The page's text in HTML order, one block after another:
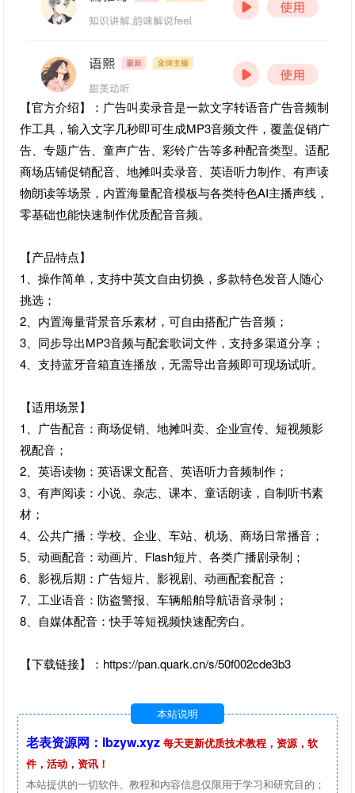
【官方介绍】：广告叫卖录音是一款文字转语音广告音频制
作工具，输入文字几秒即可生成MP3音频文件，覆盖促销广
告、专题广告、童声广告、彩铃广告等多种配音类型。适配
商场店铺促销配音、地摊叫卖录音、英语听力制作、有声读
物朗读等场景，内置海量配音模板与各类特色AI主播声线，
零基础也能快速制作优质配音音频。
【产品特点】
1、操作简单，支持中英文自由切换，多款特色发音人随心
挑选；
2、内置海量背景音乐素材，可自由搭配广告音频；
3、同步导出MP3音频与配套歌词文件，支持多渠道分享；
4、支持蓝牙音箱直连播放，无需导出音频即可现场试听。
【适用场景】
1、广告配音：商场促销、地摊叫卖、企业宣传、短视频影
视配音；
2、英语读物：英语课文配音、英语听力音频制作；
3、有声阅读：小说、杂志、课本、童话朗读，自制听书素
材；
4、公共广播：学校、企业、车站、机场、商场日常播音；
5、动画配音：动画片、Flash短片、各类广播剧录制；
6、影视后期：广告短片、影视剧、动画配套配音；
7、工业语音：防盗警报、车辆船舶导航语音录制；
8、自媒体配音：快手等短视频快速配旁白。
【下载链接】：https://pan.quark.cn/s/50f002cde3b3
本站说明
老表资源网：lbzyw.xyz 每天更新优质技术教程，资源，软
件，活动，资讯！
本站提供的一切软件、教程和内容信息仅限用于学习和研究目的；